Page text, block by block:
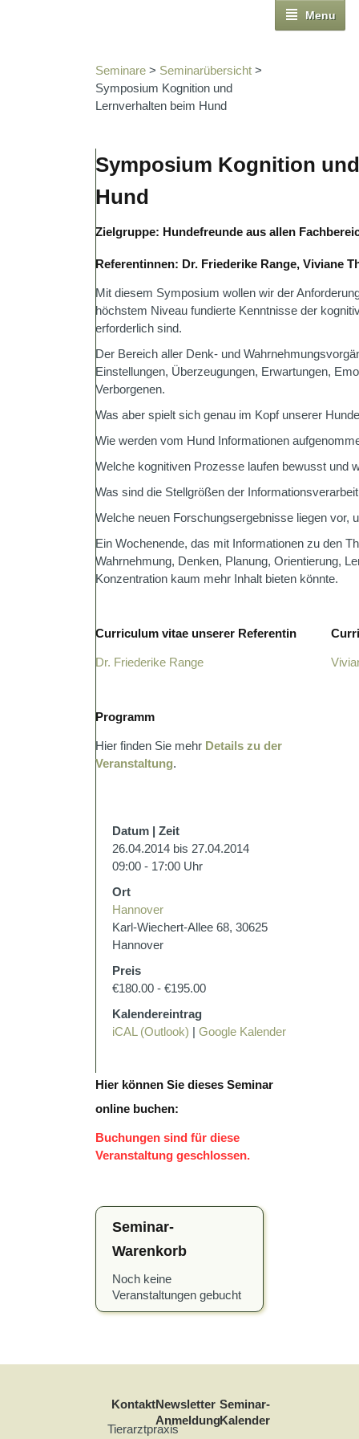
Menu
Seminare > Seminarübersicht >
Symposium Kognition und
Lernverhalten beim Hund
Symposium Kognition
Hund
Zielgruppe: Hundefreunde aus allen
Referentinnen: Dr. Friederike Range, Viviane
Mit diesem Symposium wollen wir der
höchstem Niveau fundierte Kenntnisse der
erforderlich sind.
Der Bereich aller Denk- und
Einstellungen, Überzeugungen, Erwartungen,
Verborgenen.
Was aber spielt sich genau im Kopf unserer
Wie werden vom Hund Informationen
Welche kognitiven Prozesse laufen bewusst und
Was sind die Stellgrößen der
Welche neuen Forschungsergebnisse liegen vor,
Ein Wochenende, das mit Informationen zu den
Wahrnehmung, Denken, Planung, Orientierung,
Konzentration kaum mehr Inhalt bieten könnte.
Curriculum vitae unserer Referentin
Dr. Friederike Range
Programm
Hier finden Sie mehr Details zu der
Veranstaltung.
Datum | Zeit
26.04.2014 bis 27.04.2014
09:00 - 17:00 Uhr
Ort
Hannover
Karl-Wiechert-Allee 68, 30625
Hannover
Preis
€180.00 - €195.00
Kalendereintrag
iCAL (Outlook) | Google Kalender
Hier können Sie dieses Seminar
online buchen:
Buchungen sind für diese
Veranstaltung geschlossen.
Seminar-
Warenkorb
Noch keine
Veranstaltungen gebucht
Kontakt
Tierarztpraxis
Newsletter
Anmeldung
Seminar-
Kalender